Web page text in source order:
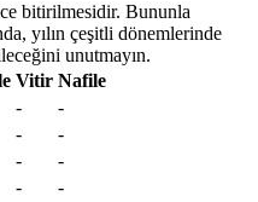
bitirilmesidir. Bununla
yılın çeşitli dönemlerinde
unutmayın.
Vitir Nafile
-
-
-
-
-
-
-
-